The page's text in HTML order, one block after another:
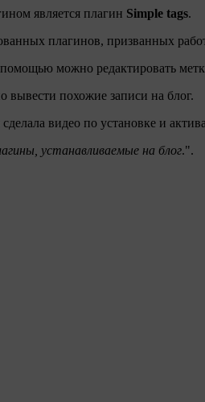
является плагин Simple tags.
плагинов, призванных
помощью можно редактировать
похожие записи на блог.
видео по установке и
устанавливаемые на блог.".